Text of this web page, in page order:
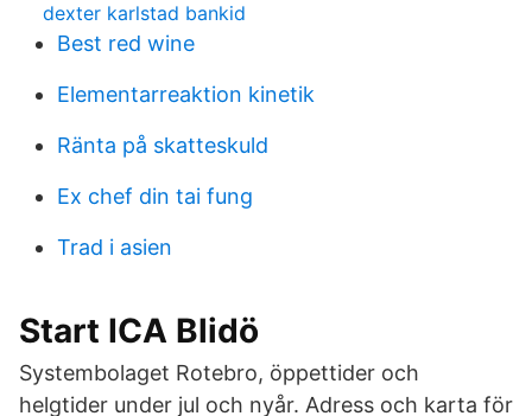
dexter karlstad bankid
Best red wine
Elementarreaktion kinetik
Ränta på skatteskuld
Ex chef din tai fung
Trad i asien
Start ICA Blidö
Systembolaget Rotebro, öppettider och
helgtider under jul och nyår. Adress och karta för